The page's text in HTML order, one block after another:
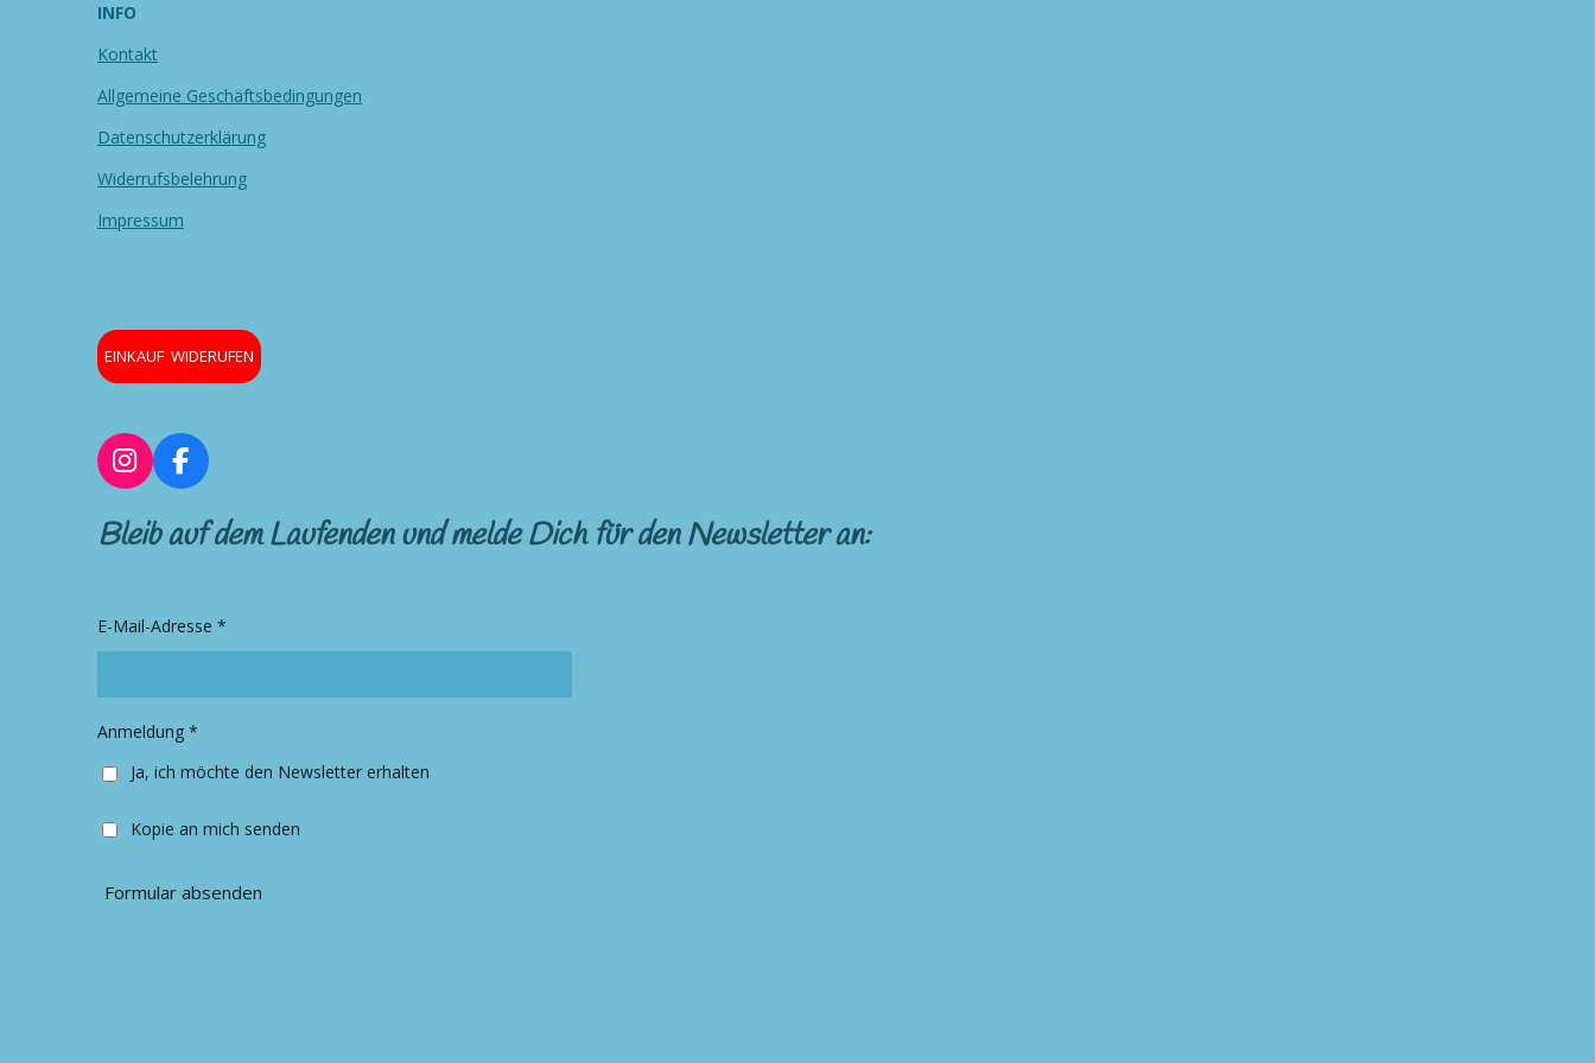
INFO
Kontakt
Allgemeine Geschäftsbedingungen
Datenschutzerklärung
Widerrufsbelehrung
Impressum
EINKAUF WIDERUFEN
I
n
s
t
r
a
F
a
c
e
o
k
Bleib auf dem Laufenden und melde Dich für den Newsletter an:
E-Mail-Adresse *
Anmeldung *
Ja, ich möchte den Newsletter erhalten
Kopie an mich senden
Formular absenden